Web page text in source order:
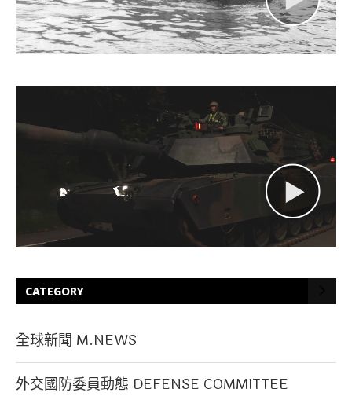
CATEGORY
全球新聞 M.NEWS
外交國防委員動態 DEFENSE COMMITTEE